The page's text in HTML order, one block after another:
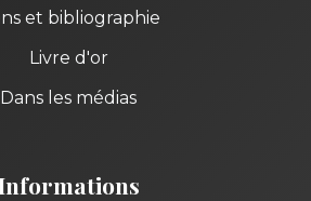
et bibliographie
Livre d'or
Dans les médias